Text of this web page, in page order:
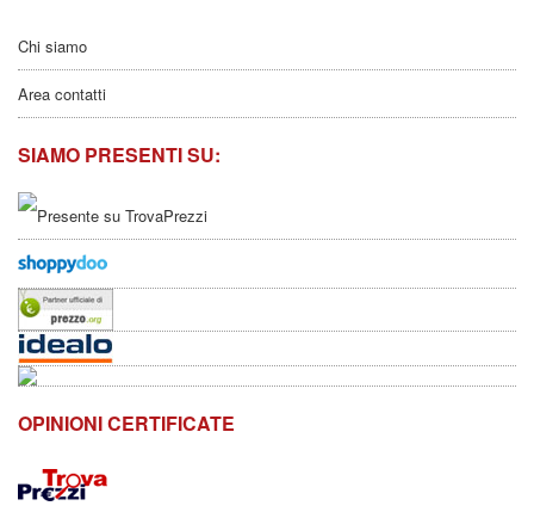
Chi siamo
Area contatti
SIAMO PRESENTI SU:
OPINIONI CERTIFICATE